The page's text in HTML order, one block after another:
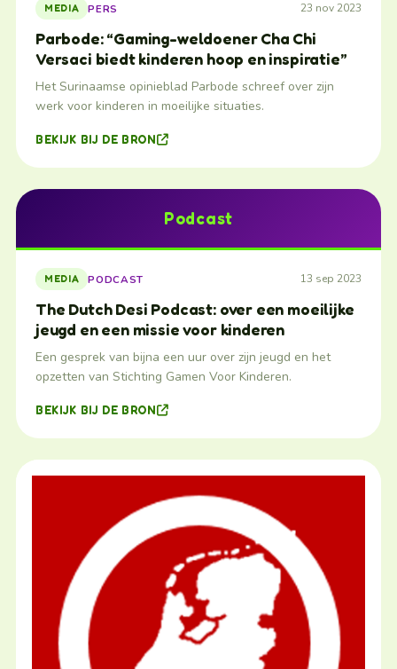
MEDIA PERS 23 nov 2023
Parbode: “Gaming-weldoener Cha Chi
Versaci biedt kinderen hoop en inspiratie”
Het Surinaamse opinieblad Parbode schreef over zijn
werk voor kinderen in moeilijke situaties.
BEKIJK BIJ DE BRON
Podcast
MEDIA PODCAST 13 sep 2023
The Dutch Desi Podcast: over een moeilijke
jeugd en een missie voor kinderen
Een gesprek van bijna een uur over zijn jeugd en het
opzetten van Stichting Gamen Voor Kinderen.
BEKIJK BIJ DE BRON